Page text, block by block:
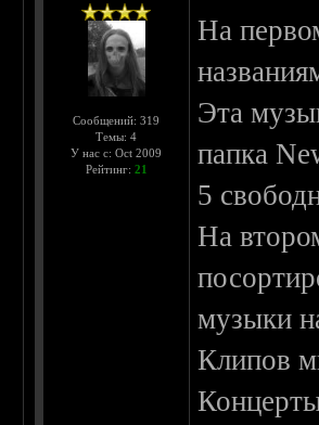
Сообщений: 319
Темы: 4
У нас с: Oct 2009
Рейтинг: 21
На
Эта
папка
5
На
музыки
Клипов